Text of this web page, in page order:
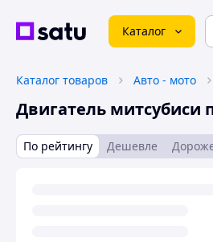
Каталог
Каталог товаров Авто - мото
Двигатель митсубиси
По рейтингу Дешевле